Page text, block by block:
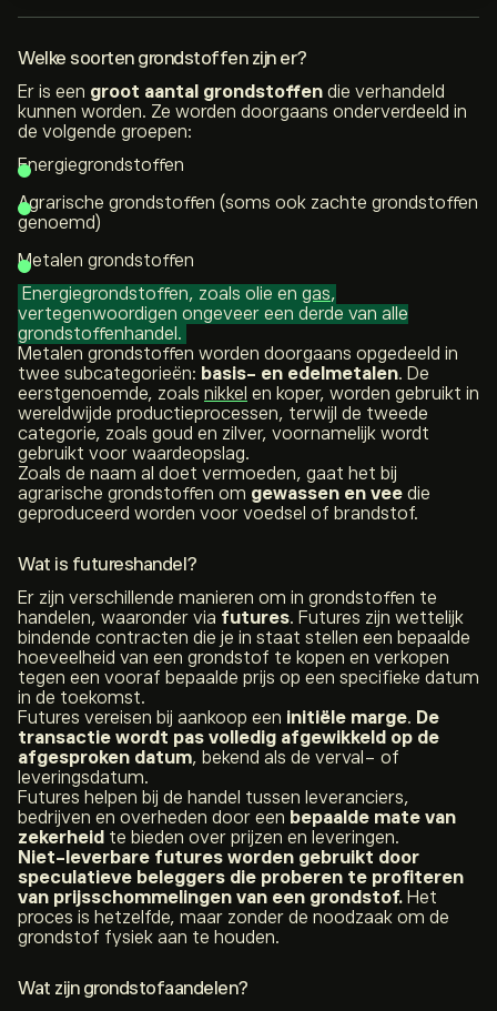
Welke soorten grondstoffen zijn er?
Er is een groot aantal grondstoffen die verhandeld
kunnen worden. Ze worden doorgaans onderverdeeld in
de volgende groepen:
Energiegrondstoffen
Agrarische grondstoffen (soms ook zachte grondstoffen
genoemd)
Metalen grondstoffen
Energiegrondstoffen, zoals olie en gas,
vertegenwoordigen ongeveer een derde van alle
grondstoffenhandel.
Metalen grondstoffen worden doorgaans opgedeeld in
twee subcategorieën: basis- en edelmetalen. De
eerstgenoemde, zoals nikkel en koper, worden gebruikt in
wereldwijde productieprocessen, terwijl de tweede
categorie, zoals goud en zilver, voornamelijk wordt
gebruikt voor waardeopslag.
Zoals de naam al doet vermoeden, gaat het bij
agrarische grondstoffen om gewassen en vee die
geproduceerd worden voor voedsel of brandstof.
Wat is futureshandel?
Er zijn verschillende manieren om in grondstoffen te
handelen, waaronder via futures. Futures zijn wettelijk
bindende contracten die je in staat stellen een bepaalde
hoeveelheid van een grondstof te kopen en verkopen
tegen een vooraf bepaalde prijs op een specifieke datum
in de toekomst.
Futures vereisen bij aankoop een initiële marge. De
transactie wordt pas volledig afgewikkeld op de
afgesproken datum, bekend als de verval- of
leveringsdatum.
Futures helpen bij de handel tussen leveranciers,
bedrijven en overheden door een bepaalde mate van
zekerheid te bieden over prijzen en leveringen.
Niet-leverbare futures worden gebruikt door
speculatieve beleggers die proberen te profiteren
van prijsschommelingen van een grondstof. Het
proces is hetzelfde, maar zonder de noodzaak om de
grondstof fysiek aan te houden.
Wat zijn grondstofaandelen?